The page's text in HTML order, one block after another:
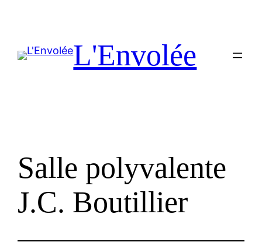
contenu
L'Envolée
Salle polyvalente
J.C. Boutillier